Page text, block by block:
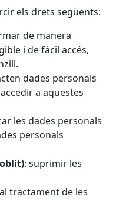
els drets següents:
de manera
i de fàcil accés,
dades personals
a aquestes
les dades personals
personals
: suprimir les
tractament de les